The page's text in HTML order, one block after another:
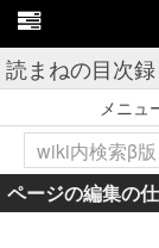
読まねの目次録
メニュ
ページの編集の